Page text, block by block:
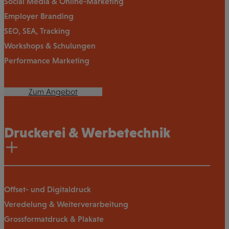
Employer Branding
SEO, SEA, Tracking
Workshops & Schulungen
Performance Marketing
Zum Angebot
Druckerei & Werbetechnik
Offset- und Digitaldruck
Veredelung & Weiterverarbeitung
Grossformatdruck & Plakate